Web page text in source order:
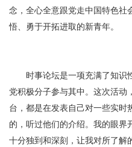
念，全心全意跟党走中国特色社
悟、勇于开拓进取的新青年。
时事论坛是一项充满了知识
党积极分子参与其中。这次活动
台，都是在发表自己对一些实时
的，听过他们的介绍。我的眼界
十分独到和深刻，让我对所了解